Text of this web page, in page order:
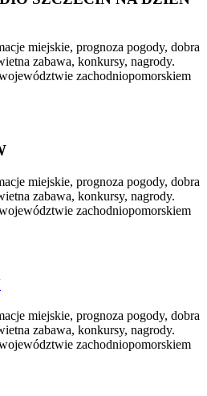
miejskie, prognoza pogody, dobra
zabawa, konkursy, nagrody.
zachodniopomorskiem
miejskie, prognoza pogody, dobra
zabawa, konkursy, nagrody.
zachodniopomorskiem
miejskie, prognoza pogody, dobra
zabawa, konkursy, nagrody.
zachodniopomorskiem